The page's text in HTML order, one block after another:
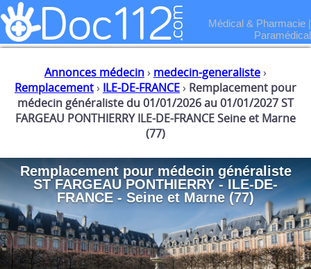
Médical & Pharmacie |
Paramédical
Annonces médecin› medecin-generaliste›
Remplacement› ILE-DE-FRANCE› Remplacement pour
médecin généraliste du 01/01/2026 au 01/01/2027 ST
FARGEAU PONTHIERRY ILE-DE-FRANCE Seine et Marne
(77)
Remplacementpour médecin généraliste
ST FARGEAU PONTHIERRY - ILE-DE-
FRANCE - Seine et Marne (77)